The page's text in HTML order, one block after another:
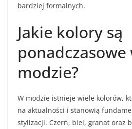
bardziej formalnych.
Jakie kolory są
ponadczasowe
modzie?
W modzie istnieje wiele kolorów,
na aktualności i stanowią
stylizacji. Czerń, biel, granat oraz